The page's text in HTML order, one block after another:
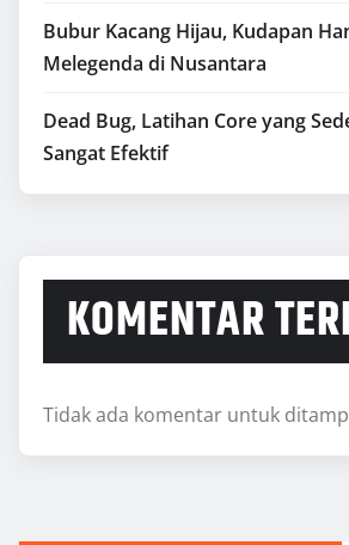
Bubur Kacang Hijau, Kudapan
Melegenda di Nusantara
Dead Bug, Latihan Core yang
Sangat Efektif
KOMENTAR
Tidak ada komentar untuk